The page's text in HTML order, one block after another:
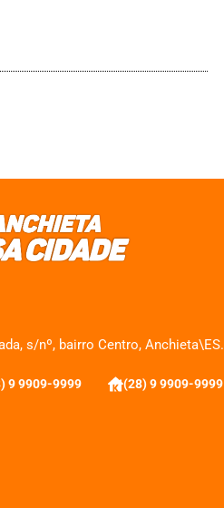
s/nº, bairro Centro, Anchieta\ES.
9 9909-9999 (28) 9 9909-9999